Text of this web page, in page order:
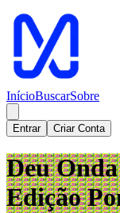
InícioBuscarSobre
Entrar Criar Conta
Deu
Edição